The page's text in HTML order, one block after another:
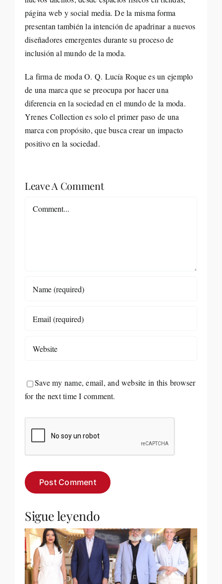
página web y social media. De la misma forma
presentan también la intención de apadrinar a nuevos
diseñadores emergentes durante su proceso de
inclusión al mundo de la moda.
La firma de moda O. Q. Lucía Roque es un ejemplo
de una marca que se preocupa por hacer una
diferencia en la sociedad en el mundo de la moda.
Yrenes Collection es solo el primer paso de una
marca con propósito, que busca crear un impacto
positivo en la sociedad.
Leave A Comment
Save my name, email, and website in this browser
for the next time I comment.
Sigue leyendo